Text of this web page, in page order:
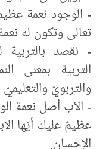
- الوجود نعمة
تعالى وتكون له
- نقصد
التربية بمعنى
والتربويّ والتعليميّ
- الأب أصل نعمة
عظيمٌ عليك أيّها
الإحسان.